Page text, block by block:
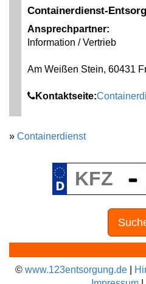
Containerdienst-
Ansprechpartner:
Information / Vertrieb
Am Weißen Stein, 60431
Kontaktseite:
» Containerdienst
© www.123entsorgung.de